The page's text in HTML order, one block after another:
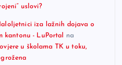
uslovi?
iza lažnih dojava o
kantonu - LuPortal
na
u školama TK u toku,